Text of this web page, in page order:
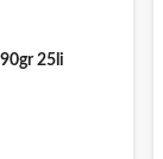
25li